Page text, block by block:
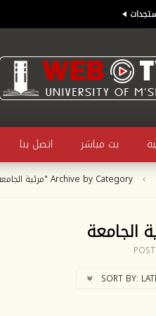
بث مباشر اتصل بنا
Archive by Category "مرئية الجامعة"
الجامعة
SORT BY: